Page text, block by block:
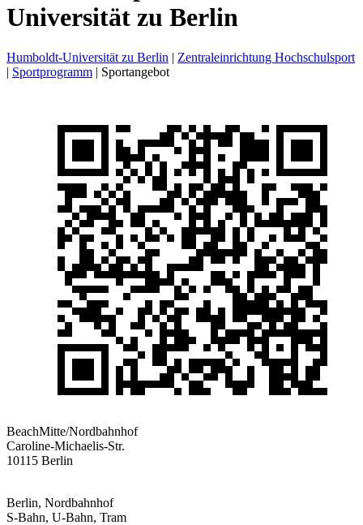
Universität zu Berlin
Humboldt-Universität zu Berlin | Zentraleinrichtung Hochschulsport
| Sportprogramm | Sportangebot
BeachMitte/Nordbahnhof
Caroline-Michaelis-Str.
10115 Berlin
Berlin, Nordbahnhof
S-Bahn, U-Bahn, Tram